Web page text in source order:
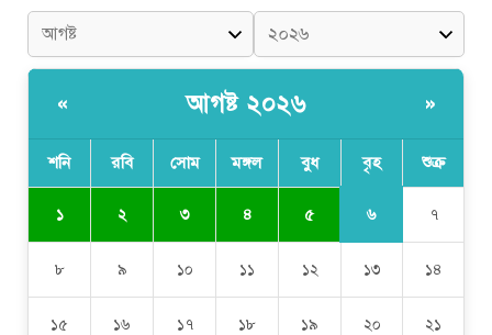
« আগষ্ট ২০২৬ »
শনি রবি সোম মঙ্গল বুধ বৃহ শুক্র
১ ২ ৩ ৪ ৫ ৬ ৭
৮ ৯ ১০ ১১ ১২ ১৩ ১৪
১৫ ১৬ ১৭ ১৮ ১৯ ২০ ২১